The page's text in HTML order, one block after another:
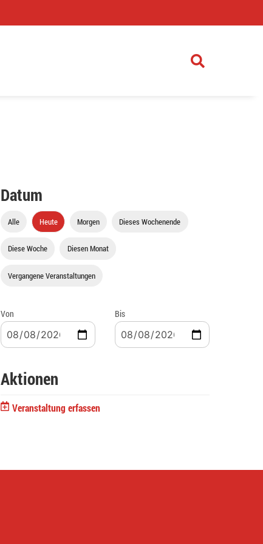
Datum
Alle Heute Morgen Dieses Wochenende
Diese Woche Diesen Monat
Vergangene Veranstaltungen
Von Bis
Aktionen
Veranstaltung erfassen